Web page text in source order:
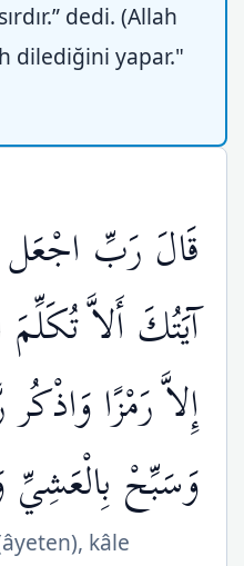
dedi. (Allah
dilediğini yapar."
قَالَ رَبِّ اجْعَل
آيَتُكَ أَلاَّ تُكَلِّمَ
إِلاَّ رَمْزًا
وَسَبِّحْ بِالْعَشِيِّ
kâle